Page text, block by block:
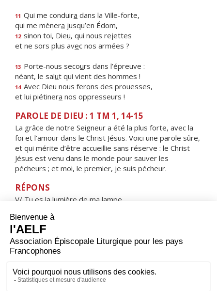
11 Qui me conduira dans la Ville-forte,
qui me mènera jusqu’en Édom,
12 sinon toi, Dieu, qui nous rejettes
et ne sors plus avec nos armées ?
13 Porte-nous secours dans l’épreuve :
néant, le salut qui vient des hommes !
14 Avec Dieu nous ferons des prouesses,
et lui piétinera nos oppresseurs !
PAROLE DE DIEU : 1 TM 1, 14-15
La grâce de notre Seigneur a été la plus forte, avec la
foi et l’amour dans le Christ Jésus. Voici une parole sûre,
et qui mérite d’être accueillie sans réserve : le Christ
Jésus est venu dans le monde pour sauver les
pécheurs ; et moi, le premier, je suis pécheur.
RÉPONS
V/ Tu es la lumière de ma lampe,
ORAISON
Dieu qui as instruit le monde entier par la parole de
l'Apôtre saint Paul, dont nous célébrons aujourd'hui la
lui ressembler, et d'être, dans le monde, les témoins de
ton Évangile.